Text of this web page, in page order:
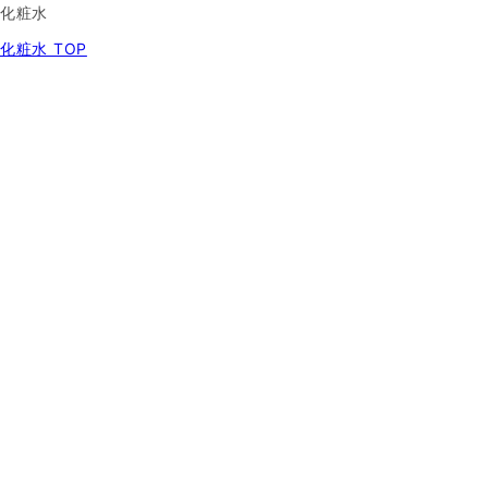
化粧水
化粧水 TOP